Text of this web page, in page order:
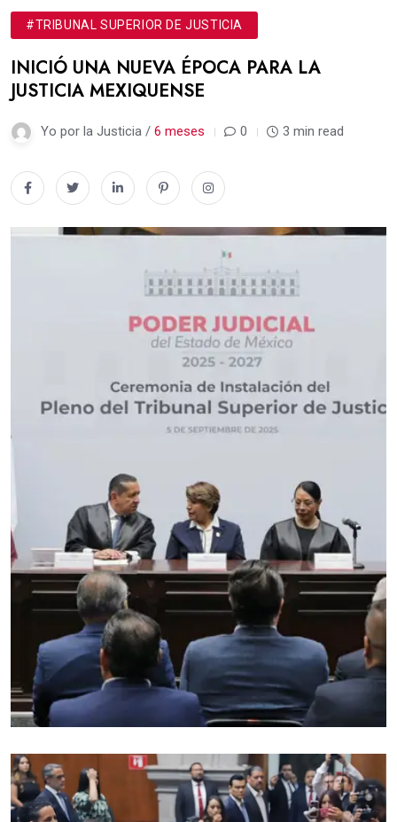
#TRIBUNAL SUPERIOR DE JUSTICIA
INICIÓ UNA NUEVA ÉPOCA PARA LA
JUSTICIA MEXIQUENSE
Yo por la Justicia / 6 meses 0 3 min read